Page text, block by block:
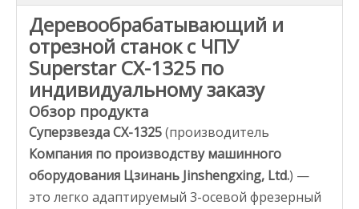
Деревообрабатывающий и
отрезной станок с ЧПУ
Superstar CX-1325 по
индивидуальному заказу
Обзор продукта
Суперзвезда CX-1325(производитель
Компания по производству машинного
оборудования Цзинань Jinshengxing, Ltd.) —
это легко адаптируемый 3-осевой фрезерный